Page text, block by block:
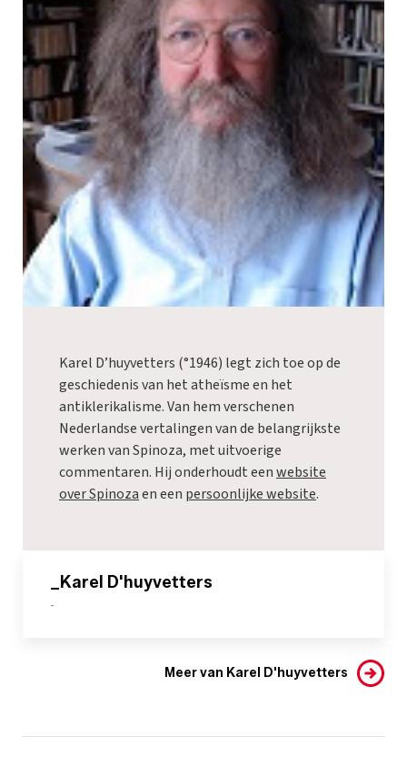
Karel D’huyvetters (°1946) legt zich toe op de
geschiedenis van het atheïsme en het
antiklerikalisme. Van hem verschenen
Nederlandse vertalingen van de belangrijkste
werken van Spinoza, met uitvoerige
commentaren. Hij onderhoudt eenwebsite
over Spinozaen een persoonlijke website.
_Karel D'huyvetters
-
Meer van Karel D'huyvetters